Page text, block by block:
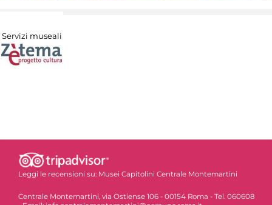
Servizi museali
Leggi le recensioni su: Musei Capitolini Centrale Montemartini
Centrale Montemartini, via Ostiense 106 - 00154 Roma - Tel. 060608